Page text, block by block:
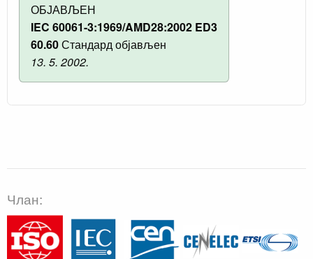
ОБЈАВЉЕН
IEC 60061-3:1969/AMD28:2002 ED3
60.60Стандард објављен
13. 5. 2002.
Члан: